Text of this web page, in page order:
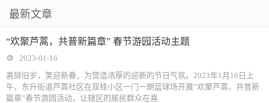
最新文章
“欢聚芦蒿，共普新篇章” 春节游园活动主题
2023-01-16
喜辞旧岁，笑迎新春，为营造浓厚的迎新的节日气氛。2023年1月16日上
午，东升街道芦蒿社区在双桂小区一门一期篮球场开展“欢聚芦蒿，共普新
篇章”春节游园活动，让辖区的居民群众在喜